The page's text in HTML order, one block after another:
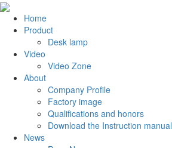
Home
Product
Desk lamp
Video
Video Zone
About
Company Profile
Factory image
Qualifications and honors
Download the Instruction manual
News